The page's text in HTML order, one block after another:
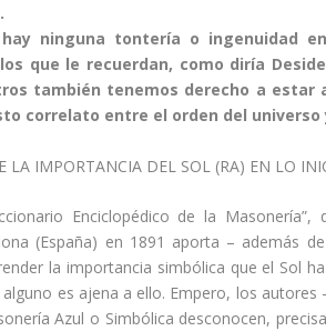
ninguna tontería o ingenuidad
que le recuerdan, como diría
también tenemos derecho a estar
correlato entre el orden del universo
LA IMPORTANCIA DEL SOL (RA) EN LO
Enciclopédico de la
(España) en 1891 aporta – además
la importancia simbólica que el Sol
es ajena a ello. Empero, los
Azul o Simbólica desconocen,